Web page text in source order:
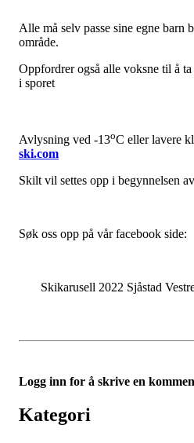
Alle må selv passe sine egne barn
område.
Oppfordrer også alle voksne til å
i sporet
Avlysning ved -13oC eller lavere
ski.com
Skilt vil settes opp i begynnelsen
Søk oss opp på vår facebook side:
Skikarusell 2022 Sjåstad
Logg inn for å skrive en
Kategori